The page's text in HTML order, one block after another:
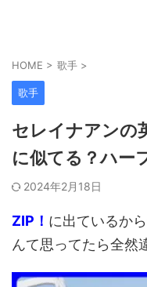
HOME > 歌手 >
歌手
セレイナアンの
に似てる？ハー
2024年2月18日
ZIP！ に出ているか
んて思ってたら全然